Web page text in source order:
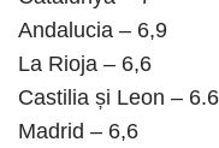
Andalucia – 6,9
La Rioja – 6,6
Castilia și Leon – 6.6
Madrid – 6,6